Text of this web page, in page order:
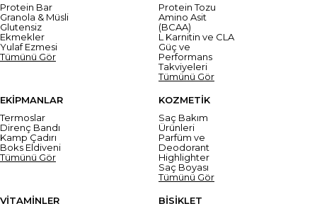
Protein Bar
Granola & Müsli
Glutensiz
Ekmekler
Yulaf Ezmesi
Tümünü Gör
Protein Tozu
Amino Asit
(BCAA)
L Karnitin ve CLA
Güç ve
Performans
Takviyeleri
Tümünü Gör
EKİPMANLAR
Termoslar
Direnç Bandı
Kamp Çadırı
Boks Eldiveni
Tümünü Gör
KOZMETİK
Saç Bakım
Ürünleri
Parfüm ve
Deodorant
Highlighter
Saç Boyası
Tümünü Gör
VİTAMİNLER
BİSİKLET